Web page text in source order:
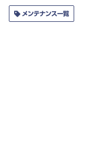
メンテナンス一覧